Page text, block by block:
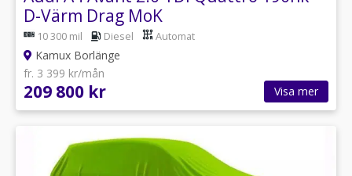
D-Värm Drag MoK
10 300 mil Diesel Automat
Kamux Borlänge
fr. 3 399 kr/mån
209 800 kr Visa mer